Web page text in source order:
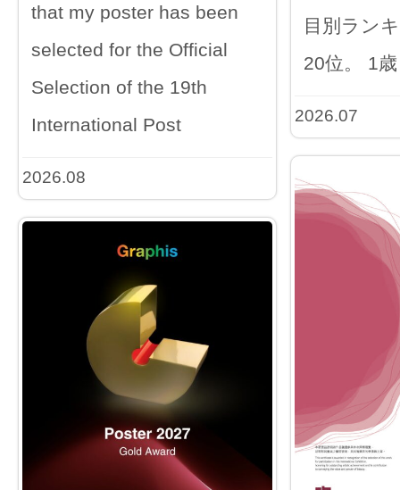
that my poster has been
selected for the Official
Selection of the 19th
International Post
2026.08
目別ラン
20位。 1歳
2026.07